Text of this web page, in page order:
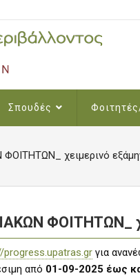
Σπουδές
χειμερινό
ΦΟΙΤΗΤΩΝ_
progress.upatras.gr για
από 01-09-2025 έως